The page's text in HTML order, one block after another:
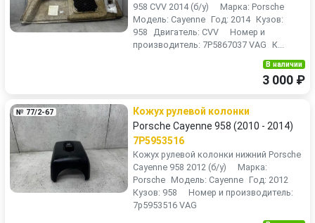
958 CVV 2014 (б/у) Марка: Porsche
Модель: Cayenne Год: 2014 Кузов:
958 Двигатель: CVV Номер и
производитель: 7P5867037 VAG К...
В наличии
3 000 ₽
№ 77/2-67
Кожух рулевой колонки
Porsche Cayenne 958 (2010 - 2014)
7P5953516
Кожух рулевой колонки нижний Porsche
Cayenne 958 2012 (б/у) Марка:
Porsche Модель: Cayenne Год: 2012
Кузов: 958 Номер и производитель:
7p5953516 VAG